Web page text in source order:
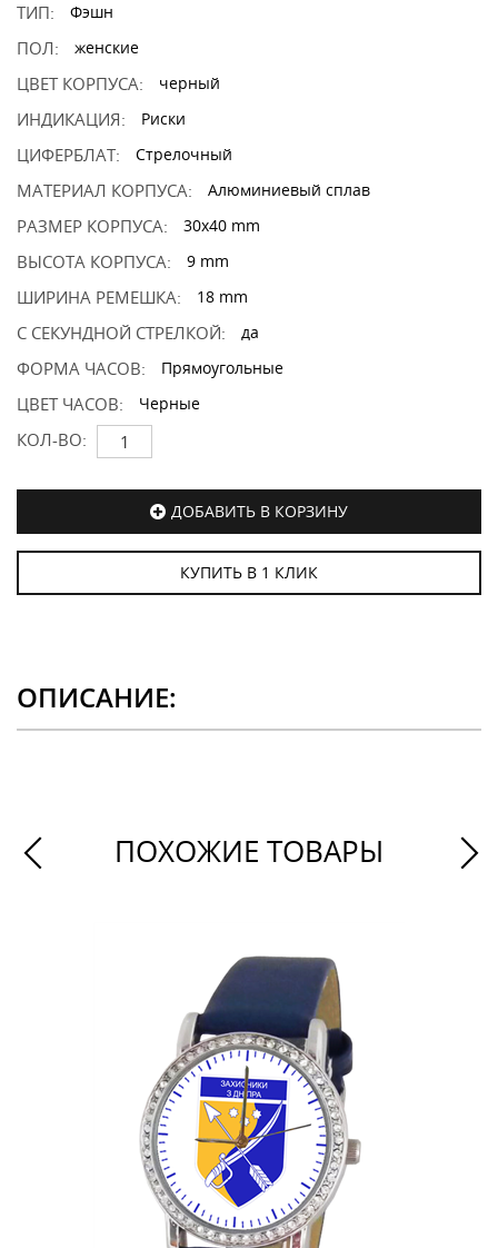
ТИП:
Фэшн
ПОЛ: женские
ЦВЕТ КОРПУСА: черный
ИНДИКАЦИЯ: Риски
ЦИФЕРБЛАТ: Стрелочный
МАТЕРИАЛ КОРПУСА: Алюминиевый сплав
РАЗМЕР КОРПУСА: 30x40 mm
ВЫСОТА КОРПУСА: 9 mm
ШИРИНА РЕМЕШКА: 18 mm
С СЕКУНДНОЙ СТРЕЛКОЙ: да
ФОРМА ЧАСОВ: Прямоугольные
ЦВЕТ ЧАСОВ: Черные
КОЛ-ВО:
ДОБАВИТЬ В КОРЗИНУ
КУПИТЬ В 1 КЛИК
ОПИСАНИЕ:
ПОХОЖИЕ ТОВАРЫ